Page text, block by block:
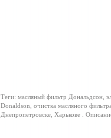
Теги: масляный фильтр Дональдсон,
Donaldson, очистка масляного
Днепропетровске, Харькове .